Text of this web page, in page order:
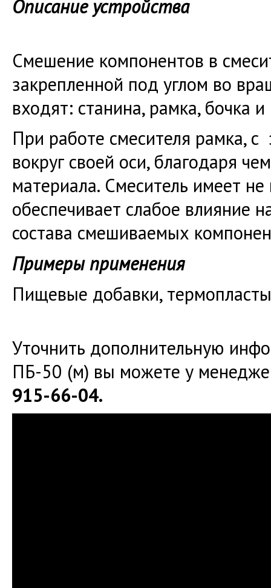
Описание устройства
Смешение компонентов в
закрепленной под углом во
входят: станина, рамка, бочка
При работе смесителя рамка,
вокруг своей оси, благодаря
материала. Смеситель имеет
обеспечивает слабое влияние
состава смешиваемых
Примеры применения
Пищевые добавки,
Уточнить дополнительную
ПБ-50 (м) вы можете у
915-66-04.